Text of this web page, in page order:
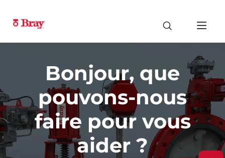
Bonjour, que
pouvons-nous
faire pour vous
aider ?